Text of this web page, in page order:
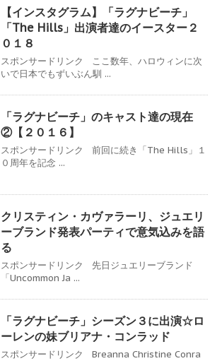
【インスタグラム】「ラグナビーチ」
「The Hills」出演者達のイースター２
０１８
スポンサードリンク ここ数年、ハロウィンに次
いで日本でもずいぶん馴 ...
「ラグナビーチ」のキャスト達の現在
②【２０１６】
スポンサードリンク 前回に続き「The Hills」１
０周年を記念 ...
クリスティン・カヴァラーリ、ジュエリ
ーブランド発表パーティで意気込みを語
る
スポンサードリンク 先日ジュエリーブランド
「Uncommon Ja ...
「ラグナビーチ」シーズン３に出演☆ロ
ーレンの妹ブリアナ・コンラッド
スポンサードリンク Breanna Christine Conra